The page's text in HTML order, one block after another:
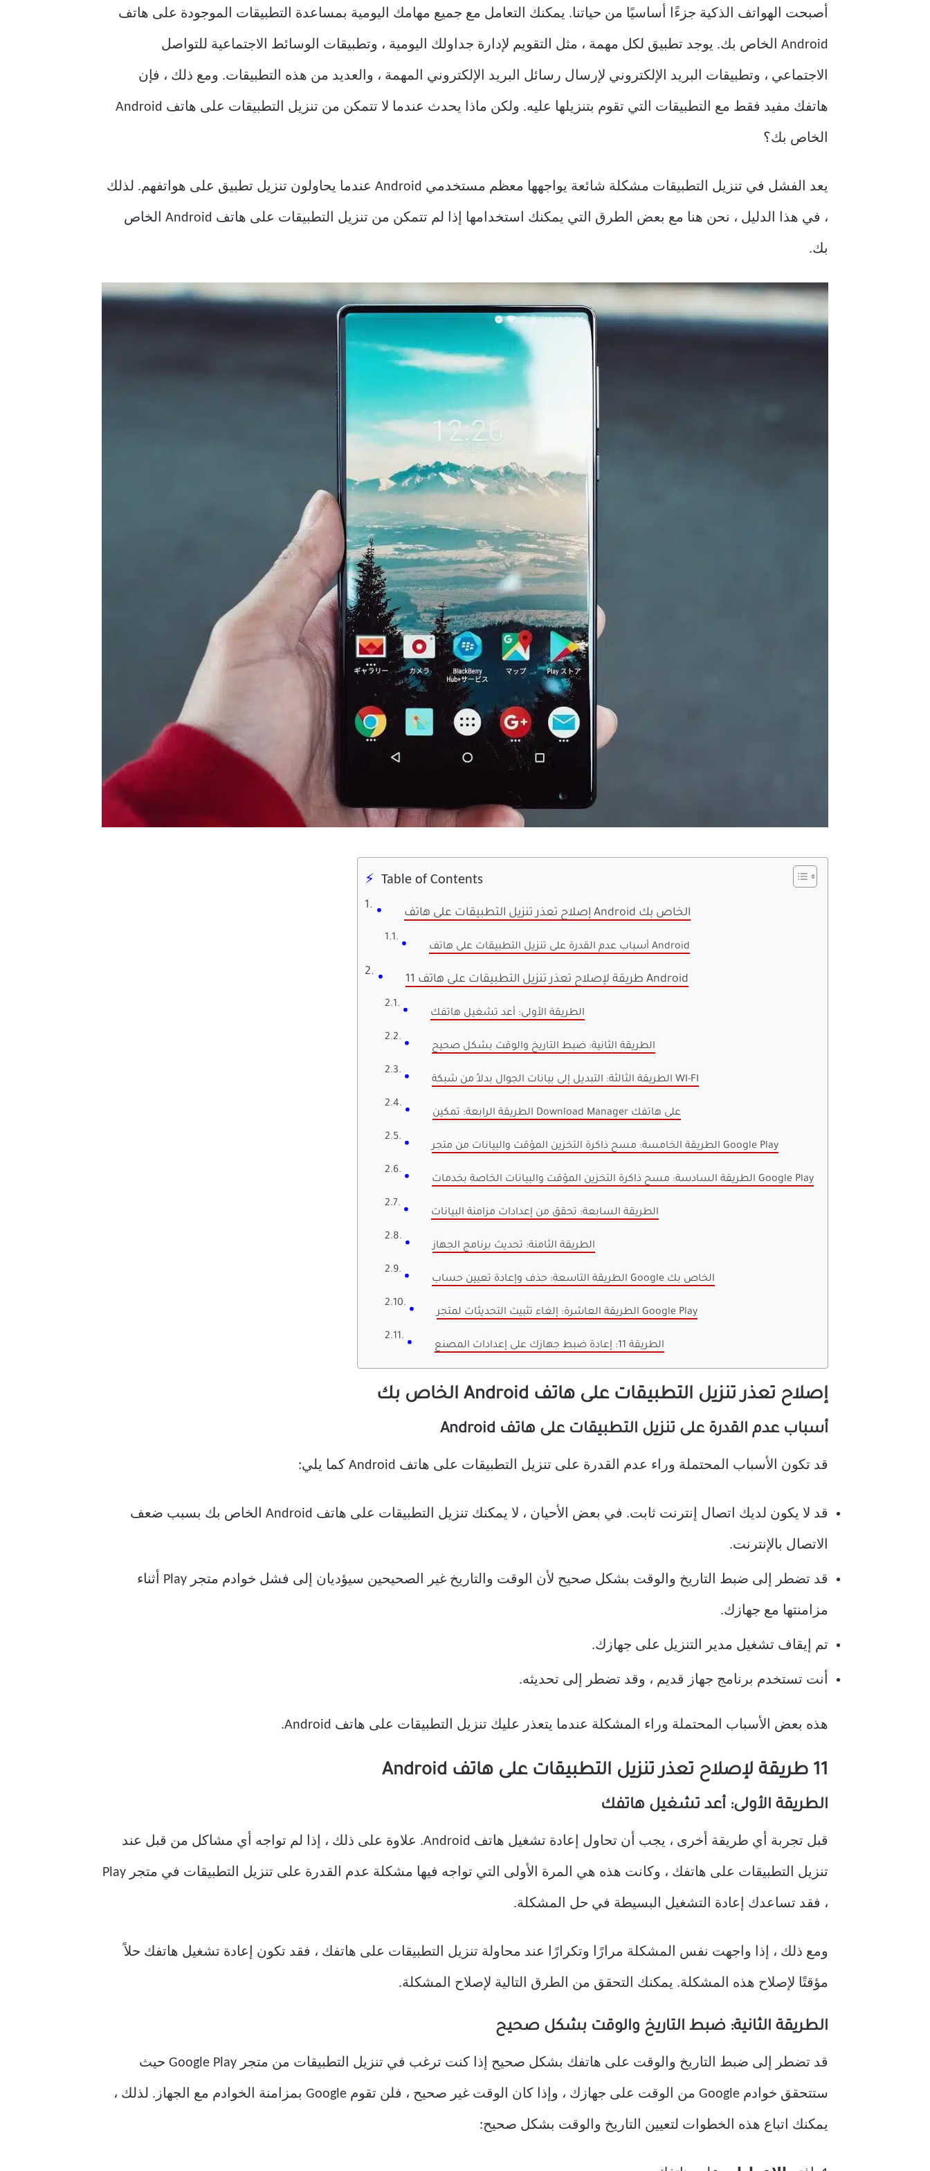
أصبحت الهواتف الذكية جزءًا أساسيًا من حياتنا. يمكنك التعامل مع جميع مهامك اليومية بمساعدة التطبيقات الموجودة على هاتف
Android الخاص بك. يوجد تطبيق لكل مهمة ، مثل التقويم لإدارة جداولك اليومية ، وتطبيقات الوسائط الاجتماعية للتواصل
الاجتماعي ، وتطبيقات البريد الإلكتروني لإرسال رسائل البريد الإلكتروني المهمة ، والعديد من هذه التطبيقات. ومع ذلك ، فإن
هاتفك مفيد فقط مع التطبيقات التي تقوم بتنزيلها عليه. ولكن ماذا يحدث عندما لا تتمكن من تنزيل التطبيقات على هاتف Android
الخاص بك؟
يعد الفشل في تنزيل التطبيقات مشكلة شائعة يواجهها معظم مستخدمي Android عندما يحاولون تنزيل تطبيق على هواتفهم. لذلك
، في هذا الدليل ، نحن هنا مع بعض الطرق التي يمكنك استخدامها إذا لم تتمكن من تنزيل التطبيقات على هاتف Android الخاص
بك.
Table of Contents
إصلاح تعذر تنزيل التطبيقات على هاتف Android الخاص بك
أسباب عدم القدرة على تنزيل التطبيقات على هاتف Android
11 طريقة لإصلاح تعذر تنزيل التطبيقات على هاتف Android
الطريقة الأولى: أعد تشغيل هاتفك
الطريقة الثانية: ضبط التاريخ والوقت بشكل صحيح
الطريقة الثالثة: التبديل إلى بيانات الجوال بدلاً من شبكة WI-FI
الطريقة الرابعة: تمكين Download Manager على هاتفك
الطريقة الخامسة: مسح ذاكرة التخزين المؤقت والبيانات من متجر Google Play
الطريقة السادسة: مسح ذاكرة التخزين المؤقت والبيانات الخاصة بخدمات Google Play
الطريقة السابعة: تحقق من إعدادات مزامنة البيانات
الطريقة الثامنة: تحديث برنامج الجهاز
الطريقة التاسعة: حذف وإعادة تعيين حساب Google الخاص بك
الطريقة العاشرة: إلغاء تثبيت التحديثات لمتجر Google Play
الطريقة 11: إعادة ضبط جهازك على إعدادات المصنع
إصلاح تعذر تنزيل التطبيقات على هاتف Android الخاص بك
أسباب عدم القدرة على تنزيل التطبيقات على هاتف Android
قد تكون الأسباب المحتملة وراء عدم القدرة على تنزيل التطبيقات على هاتف Android كما يلي:
قد لا يكون لديك اتصال إنترنت ثابت. في بعض الأحيان ، لا يمكنك تنزيل التطبيقات على هاتف Android الخاص بك بسبب ضعف
الاتصال بالإنترنت.
قد تضطر إلى ضبط التاريخ والوقت بشكل صحيح لأن الوقت والتاريخ غير الصحيحين سيؤديان إلى فشل خوادم متجر Play أثناء
مزامنتها مع جهازك.
تم إيقاف تشغيل مدير التنزيل على جهازك.
أنت تستخدم برنامج جهاز قديم ، وقد تضطر إلى تحديثه.
هذه بعض الأسباب المحتملة وراء المشكلة عندما يتعذر عليك تنزيل التطبيقات على هاتف Android.
11 طريقة لإصلاح تعذر تنزيل التطبيقات على هاتف Android
الطريقة الأولى: أعد تشغيل هاتفك
قبل تجربة أي طريقة أخرى ، يجب أن تحاول إعادة تشغيل هاتف Android. علاوة على ذلك ، إذا لم تواجه أي مشاكل من قبل عند
تنزيل التطبيقات على هاتفك ، وكانت هذه هي المرة الأولى التي تواجه فيها مشكلة عدم القدرة على تنزيل التطبيقات في متجر Play
، فقد تساعدك إعادة التشغيل البسيطة في حل المشكلة.
ومع ذلك ، إذا واجهت نفس المشكلة مرارًا وتكرارًا عند محاولة تنزيل التطبيقات على هاتفك ، فقد تكون إعادة تشغيل هاتفك حلاً
مؤقتًا لإصلاح هذه المشكلة. يمكنك التحقق من الطرق التالية لإصلاح المشكلة.
الطريقة الثانية: ضبط التاريخ والوقت بشكل صحيح
قد تضطر إلى ضبط التاريخ والوقت على هاتفك بشكل صحيح إذا كنت ترغب في تنزيل التطبيقات من متجر Google Play حيث
ستتحقق خوادم Google من الوقت على جهازك ، وإذا كان الوقت غير صحيح ، فلن تقوم Google بمزامنة الخوادم مع الجهاز. لذلك ،
يمكنك اتباع هذه الخطوات لتعيين التاريخ والوقت بشكل صحيح: